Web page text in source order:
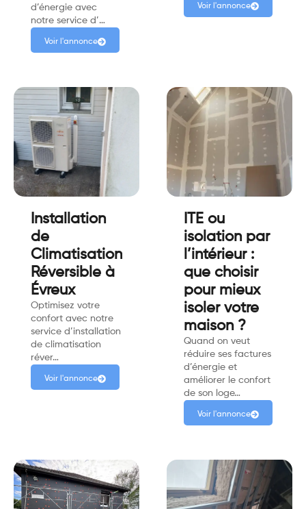
d’énergie avec
notre service d’…
Voir l'annonce
Voir l'annonce
Installation
de
Climatisation
Réversible à
Évreux
Optimisez votre
confort avec notre
service d’installation
de climatisation
réver…
Voir l'annonce
ITE ou
isolation par
l’intérieur :
que choisir
pour mieux
isoler votre
maison ?
Quand on veut
réduire ses factures
d’énergie et
améliorer le confort
de son loge…
Voir l'annonce